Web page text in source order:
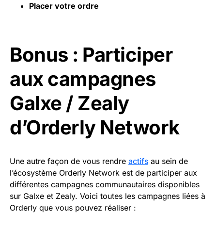
Placer votre ordre
Bonus : Participer
aux campagnes
Galxe / Zealy
d’Orderly Network
Une autre façon de vous rendre actifs au sein de
l’écosystème Orderly Network est de participer aux
différentes campagnes communautaires disponibles
sur Galxe et Zealy. Voici toutes les campagnes liées à
Orderly que vous pouvez réaliser :